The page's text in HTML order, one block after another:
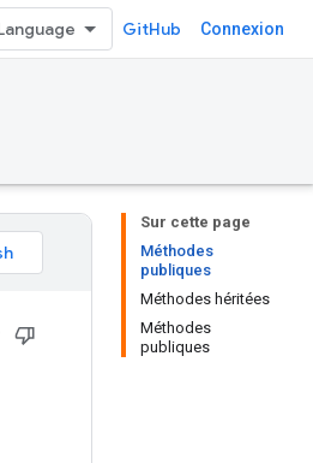
GitHub Connexion
Sur cette page
Méthodes
publiques
Méthodes héritées
Méthodes
publiques